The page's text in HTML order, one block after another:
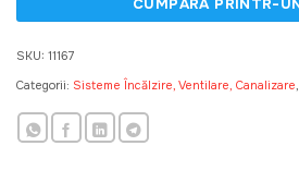
SKU: 11167
Categorii: Sisteme Încălzire, Ventilare, Canalizare,